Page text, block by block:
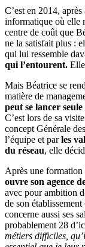
C’est en 2014,
informatique où elle
centre de coût que
ne la satisfait plus :
qui lui ressemble
qui l’entourent.
Mais Béatrice se
matière de
peut se lancer
C’est lors de sa
concept Générale
l’équipe et parles
du réseau, elle
Après une formation
ouvre son agence
avec pour ambition
de son
concerne aussi ses
probablement 28
métiers difficiles,